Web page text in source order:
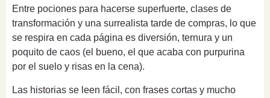
Entre pociones para hacerse superfuerte, clases de
transformación y una surrealista tarde de compras, lo que
se respira en cada página es diversión, ternura y un
poquito de caos (el bueno, el que acaba con purpurina
por el suelo y risas en la cena).
Las historias se leen fácil, con frases cortas y mucho